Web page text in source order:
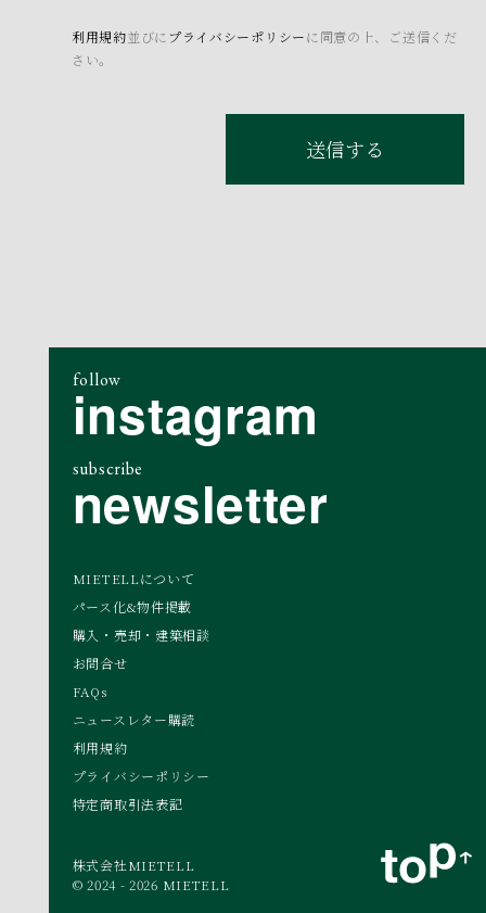
利用規約並びに プライバシーポリシーに同意の上、ご送信くだ
さい。
送信する
follow
instagram
subscribe
newsletter
MIETELLについて
パース化&物件掲載
購入・売却・建築相談
お問合せ
FAQs
ニュースレター購読
利用規約
プライバシーポリシー
特定商取引法表記
株式会社MIETELL
© 2024 - 2026 MIETELL